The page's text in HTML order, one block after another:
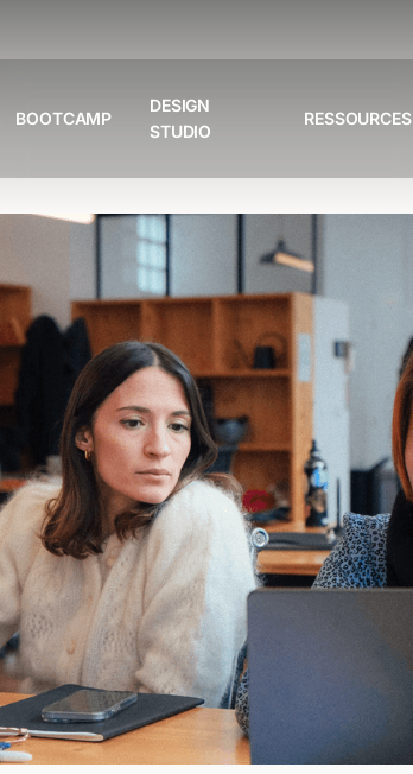
BOOTCAMP
DESIGN
STUDIO
Notre studio
Nos projets
Notre crew
Nos expertises
RESSOURCES